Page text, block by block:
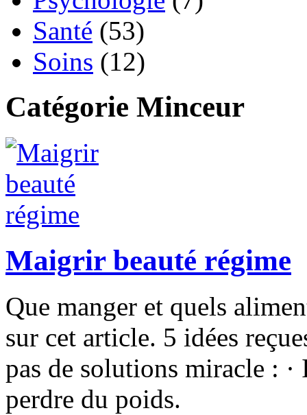
Santé (53)
Soins (12)
Catégorie Minceur
Maigrir beauté régime
Que manger et quels
sur cet article. 5 idées
pas de solutions miracle :
perdre du poids.